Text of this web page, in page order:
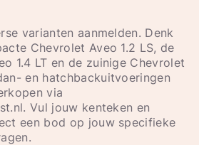
varianten aanmelden. Denk
Chevrolet Aveo 1.2 LS, de
1.4 LT en de zuinige Chevrolet
en hatchbackuitvoeringen
via
Vul jouw kenteken en
een bod op jouw specifieke